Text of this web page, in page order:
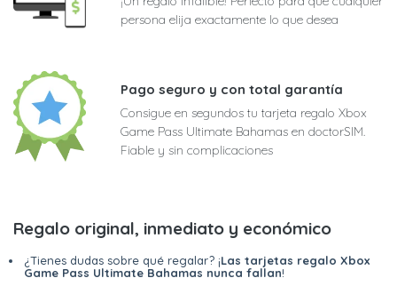
persona elija exactamente lo que desea
Pago seguro y con total garantía
Consigue en segundos tu tarjeta regalo Xbox
Game Pass Ultimate Bahamas en doctorSIM.
Fiable y sin complicaciones
Regalo original, inmediato y económico
¿Tienes dudas sobre qué regalar? ¡Las tarjetas regalo Xbox
Game Pass Ultimate Bahamas nunca fallan!